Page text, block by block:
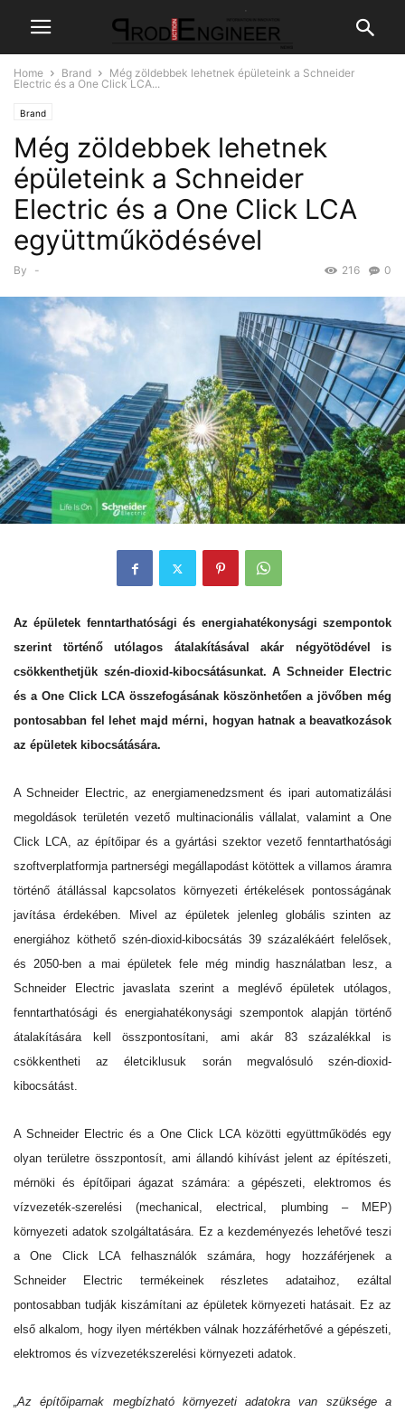
Home Brand
Még zöldebbek lehetnek épületeink a Schneider
Electric és a One Click LCA...
Brand
Még zöldebbek lehetnek
épületeink a Schneider
Electric és a One Click LCA
együttműködésével
By - 0
216
Az épületek fenntarthatósági és energiahatékonysági szempontok
szerint történő utólagos átalakításával akár négyötödével is
csökkenthetjük szén-dioxid-kibocsátásunkat. A Schneider Electric
és a One Click LCA összefogásának köszönhetően a jövőben még
pontosabban fel lehet majd mérni, hogyan hatnak a beavatkozások
az épületek kibocsátására.
A Schneider Electric, az energiamenedzsment és ipari automatizálási
megoldások területén vezető multinacionális vállalat, valamint a One
Click LCA, az építőipar és a gyártási szektor vezető fenntarthatósági
szoftverplatformja partnerségi megállapodást kötöttek a villamos áramra
történő átállással kapcsolatos környezeti értékelések pontosságának
javítása érdekében. Mivel az épületek jelenleg globális szinten az
energiához köthető szén-dioxid-kibocsátás 39 százalékáért felelősek,
és 2050-ben a mai épületek fele még mindig használatban lesz, a
Schneider Electric javaslata szerint a meglévő épületek utólagos,
fenntarthatósági és energiahatékonysági szempontok alapján történő
átalakítására kell összpontosítani, ami akár 83 százalékkal is
csökkentheti az életciklusuk során megvalósuló szén-dioxid-
kibocsátást.
A Schneider Electric és a One Click LCA közötti együttműködés egy
olyan területre összpontosít, ami állandó kihívást jelent az építészeti,
mérnöki és építőipari ágazat számára: a gépészeti, elektromos és
vízvezeték-szerelési (mechanical, electrical, plumbing – MEP)
környezeti adatok szolgáltatására. Ez a kezdeményezés lehetővé teszi
a One Click LCA felhasználók számára, hogy hozzáférjenek a
Schneider Electric termékeinek részletes adataihoz, ezáltal
pontosabban tudják kiszámítani az épületek környezeti hatásait. Ez az
első alkalom, hogy ilyen mértékben válnak hozzáférhetővé a gépészeti,
elektromos és vízvezetékszerelési környezeti adatok.
„Az építőiparnak megbízható környezeti adatokra van szüksége a